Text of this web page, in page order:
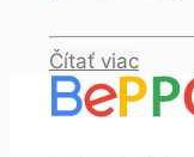
Čítať viac